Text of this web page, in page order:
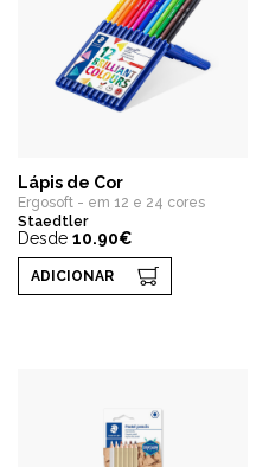
Lápis de Cor
Ergosoft - em 12 e 24 cores
Staedtler
Desde 10.90€
ADICIONAR